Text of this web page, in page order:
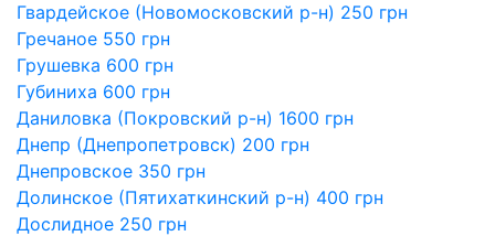
Гвардейское (Новомосковский р-н) 250 грн
Гречаное 550 грн
Грушевка 600 грн
Губиниха 600 грн
Даниловка (Покровский р-н) 1600 грн
Днепр (Днепропетровск) 200 грн
Днепровское 350 грн
Долинское (Пятихаткинский р-н) 400 грн
Дослидное 250 грн